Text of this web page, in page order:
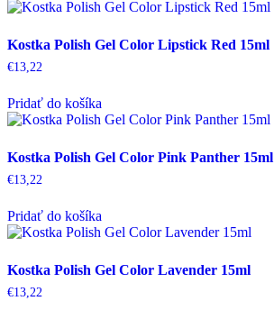
Kostka Polish Gel Color Lipstick Red 15ml
€13,22
Pridať do košíka
Kostka Polish Gel Color Pink Panther 15ml
€13,22
Pridať do košíka
Kostka Polish Gel Color Lavender 15ml
€13,22